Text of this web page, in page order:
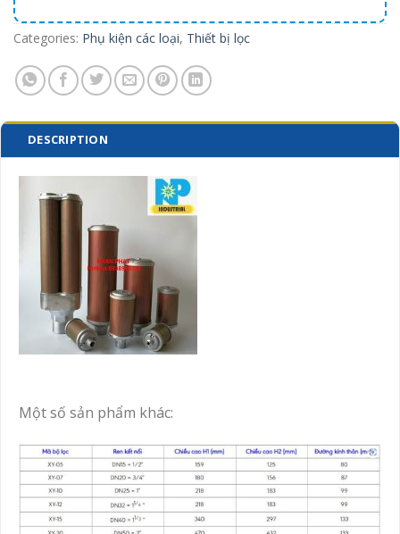
Categories: Phụ kiện các loại, Thiết bị lọc
DESCRIPTION
Một số sản phẩm khác: